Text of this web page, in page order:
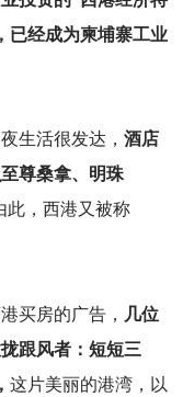
已经成为柬埔寨工业
生活很发达， 酒店
尊桑拿、明珠
此，西港又被称
买房的广告， 几位
跟风者：短短三
这片美丽的港湾，以